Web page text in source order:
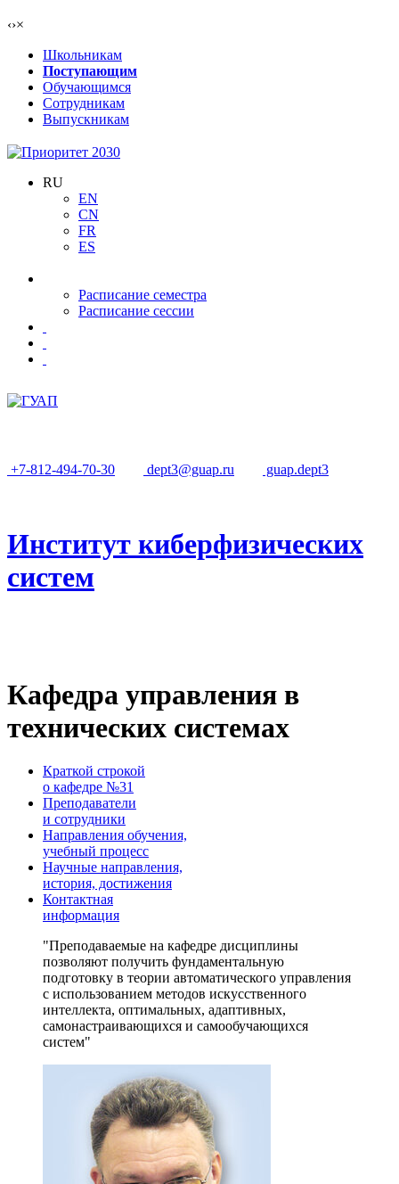
‹›×
Школьникам
Поступающим
Обучающимся
Сотрудникам
Выпускникам
RU
EN
CN
FR
ES
Расписание семестра
Расписание сессии
+7-812-494-70-30 dept3@guap.ru guap.dept3
Институт киберфизических
систем
Кафедра управления в
технических системах
Краткой строкой
о кафедре №31
Преподаватели
и сотрудники
Направления обучения,
учебный процесс
Научные направления,
история, достижения
Контактная
информация
Преподаваемые на кафедре дисциплины
позволяют получить фундаментальную
подготовку в теории автоматического управления
с использованием методов искусственного
интеллекта, оптимальных, адаптивных,
самонастраивающихся и самообучающихся
систем